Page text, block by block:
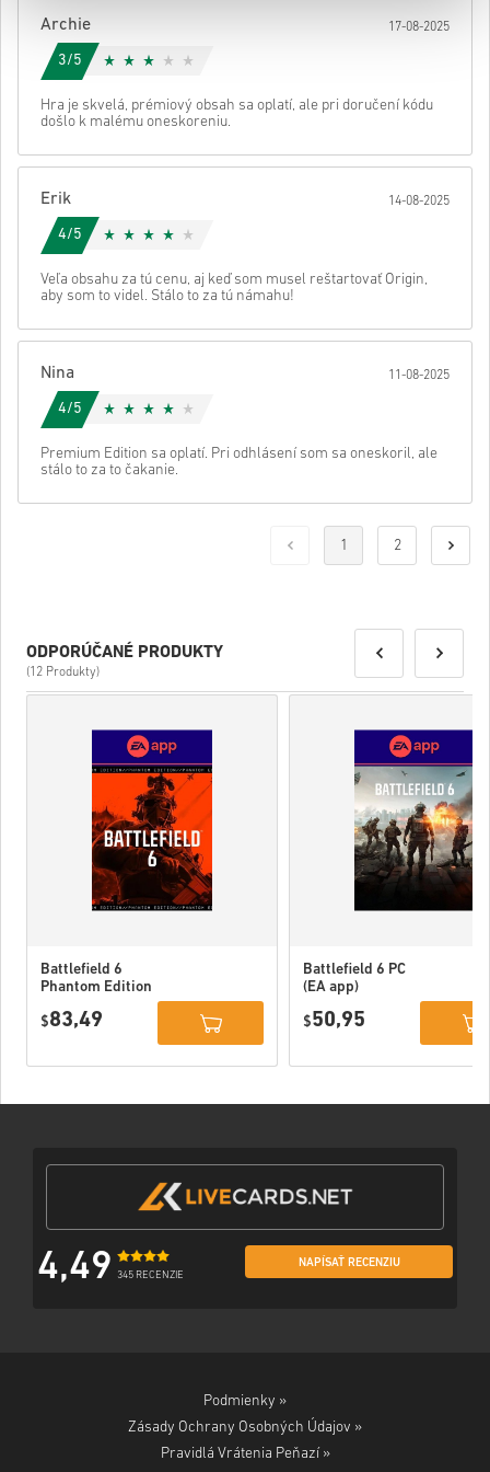
Archie 17-08-2025
3/5
Hra je skvelá, prémiový obsah sa oplatí, ale pri doručení kódu
došlo k malému oneskoreniu.
Erik 14-08-2025
4/5
Veľa obsahu za tú cenu, aj keď som musel reštartovať Origin,
aby som to videl. Stálo to za tú námahu!
Nina 11-08-2025
4/5
Premium Edition sa oplatí. Pri odhlásení som sa oneskoril, ale
stálo to za to čakanie.
1 2
ODPORÚČANÉ PRODUKTY
(12 Produkty)
Battlefield 6
Phantom Edition
$83,49
Battlefield 6 PC
(EA app)
$50,95
4,49 345 RECENZIE
NAPÍSAŤ RECENZIU
Podmienky »
Zásady Ochrany Osobných Údajov »
Pravidlá Vrátenia Peňazí »